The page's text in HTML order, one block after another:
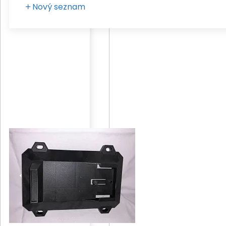
Nový seznam
Zadejte vaše pojmenování seznamu